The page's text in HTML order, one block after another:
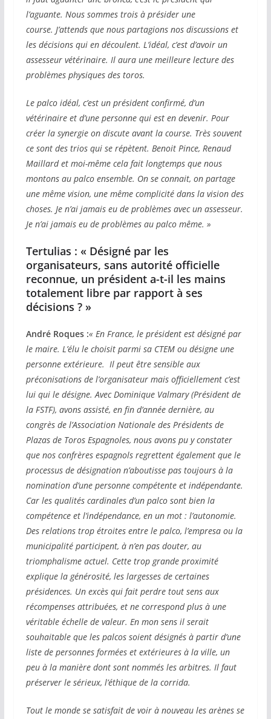
l’aguante. Nous sommes trois à présider une
course. J’attends que nous partagions nos discussions et
les décisions qui en découlent. L’idéal, c’est d’avoir un
assesseur vétérinaire. Il aura une meilleure lecture des
problèmes physiques des toros.
Le palco idéal, c’est un président confirmé, d’un
vétérinaire et d’une personne qui est en devenir. Pour
créer la synergie on discute avant la course. Très souvent
ce sont des trios qui se répètent. Benoit Pince, Renaud
Maillard et moi-même cela fait longtemps que nous
montons au palco ensemble. On se connait, on partage
une même vision, une même complicité dans la vision des
choses. Je n’ai jamais eu de problèmes avec un assesseur.
Je n’ai jamais eu de problèmes au palco même. »
Tertulias : « Désigné par les
organisateurs, sans autorité officielle
reconnue, un président a-t-il les mains
totalement libre par rapport à ses
décisions ? »
André Roques :« En France, le président est désigné par
le maire. L’élu le choisit parmi sa CTEM ou désigne une
personne extérieure. Il peut être sensible aux
préconisations de l’organisateur mais officiellement c’est
lui qui le désigne. Avec Dominique Valmary (Président de
la FSTF), avons assisté, en fin d’année dernière, au
congrès de l’Association Nationale des Présidents de
Plazas de Toros Espagnoles, nous avons pu y constater
que nos confrères espagnols regrettent également que le
processus de désignation n’aboutisse pas toujours à la
nomination d’une personne compétente et indépendante.
Car les qualités cardinales d’un palco sont bien la
compétence et l’indépendance, en un mot : l’autonomie.
Des relations trop étroites entre le palco, l’empresa ou la
municipalité participent, à n’en pas douter, au
triomphalisme actuel. Cette trop grande proximité
explique la générosité, les largesses de certaines
présidences. Un excès qui fait perdre tout sens aux
récompenses attribuées, et ne correspond plus à une
véritable échelle de valeur. En mon sens il serait
souhaitable que les palcos soient désignés à partir d’une
liste de personnes formées et extérieures à la ville, un
peu à la manière dont sont nommés les arbitres. Il faut
préserver le sérieux, l’éthique de la corrida.
Tout le monde se satisfait de voir à nouveau les arènes se